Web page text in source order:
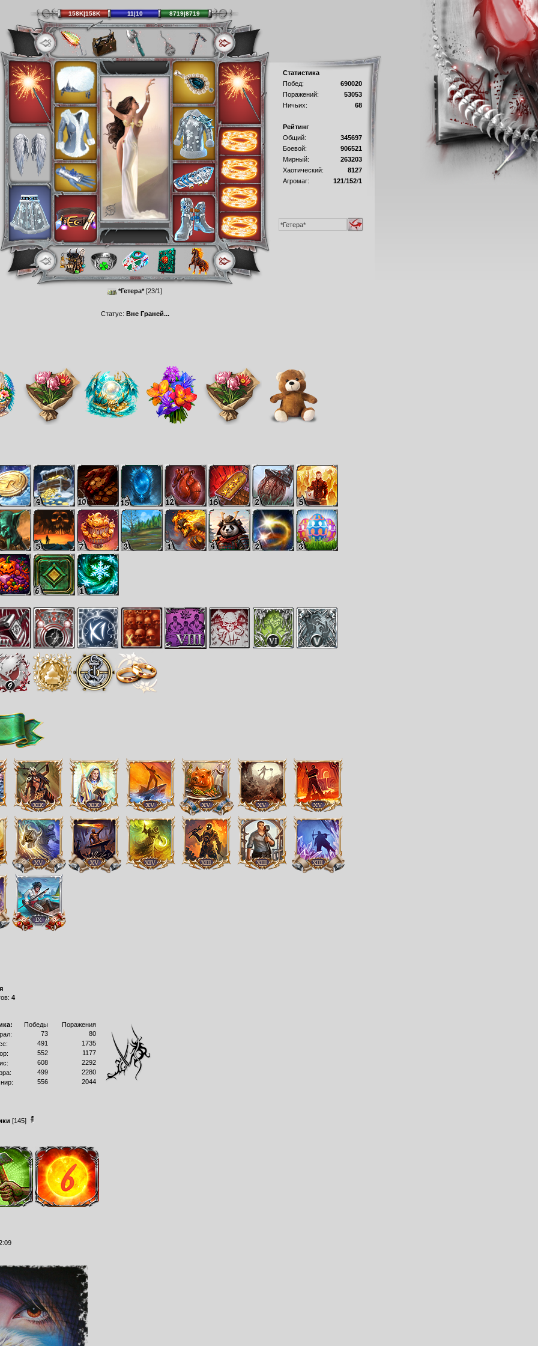
Статистика
Побед:
690020
Поражений:
53053
Ничьих:
68
Рейтинг
Общий:
345697
Боевой:
906521
Мирный:
263203
Хаотический:
8127
Агромаг:
121/152/1
Статус: Вне Граней...
4
Победы
Поражения
73
80
491
1735
552
1177
608
2292
499
2280
556 2044
[145]
158K|158K 11|10 8719|8719
*Гетера* [23/1]